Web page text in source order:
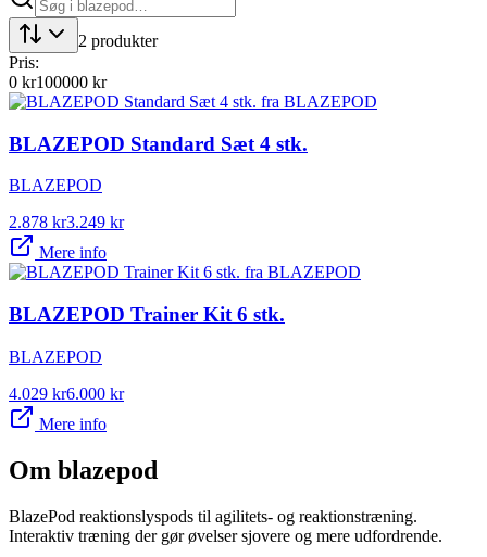
2 produkter
Pris:
0 kr100000 kr
BLAZEPOD Standard Sæt 4 stk.
BLAZEPOD
2.878 kr3.249 kr
Mere info
BLAZEPOD Trainer Kit 6 stk.
BLAZEPOD
4.029 kr6.000 kr
Mere info
Om blazepod
BlazePod reaktionslyspods til agilitets- og reaktionstræning.
Interaktiv træning der gør øvelser sjovere og mere udfordrende.